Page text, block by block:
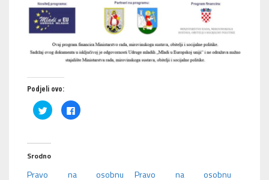
Podjeli ovo:
Podijeli
na
Twitteru
u
prozoru)
Klikom
podijelite
Srodno
Pravo na osobnu
Pravo na osobnu